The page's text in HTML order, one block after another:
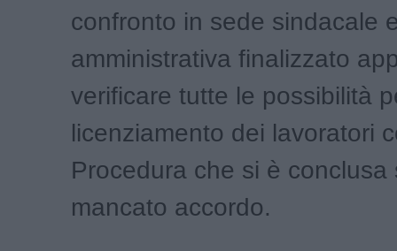
confronto in sede sindacale
amministrativa finalizzato
verificare tutte le possibilità
licenziamento dei lavoratori
Procedura che si è conclusa
mancato accordo.